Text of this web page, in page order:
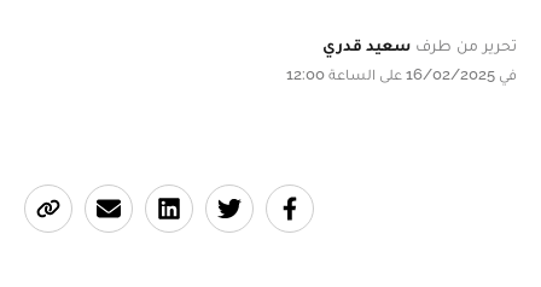
تحرير من طرف سعيد قدري
في 16/02/2025 على الساعة 12:00